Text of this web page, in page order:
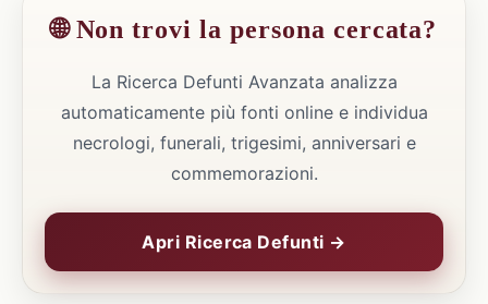
🌐 Non trovi la persona cercata?
La Ricerca Defunti Avanzata analizza
automaticamente più fonti online e individua
necrologi, funerali, trigesimi, anniversari e
commemorazioni.
Apri Ricerca Defunti →